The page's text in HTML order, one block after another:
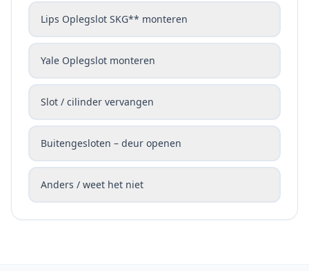
Lips Oplegslot SKG** monteren
Yale Oplegslot monteren
Slot / cilinder vervangen
Buitengesloten – deur openen
Anders / weet het niet